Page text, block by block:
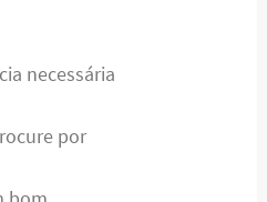
necessária
por